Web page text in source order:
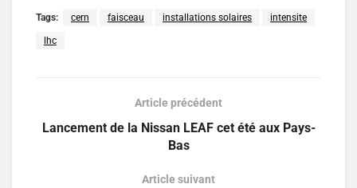
Tags: cern faisceau installations solaires intensite
lhc
Article précédent
Lancement de la Nissan LEAF cet été aux Pays-
Bas
Article suivant